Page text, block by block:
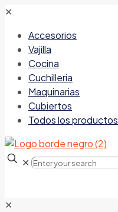
✕
Accesorios
Vajilla
Cocina
Cuchilleria
Maquinarias
Cubiertos
Todos los productos
✕
✕